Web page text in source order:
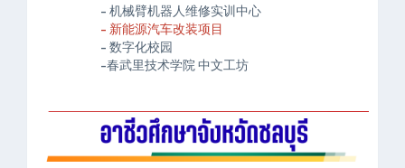
- 机械臂机器人维修实训中心
- 新能源汽车改装项目
- 数字化校园
-春武里技术学院 中文工坊